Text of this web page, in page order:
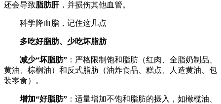
还会导致脂肪肝，并损伤其他血管。
科学降血脂，记住这几点
多吃好脂肪、少吃坏脂肪
减少“坏脂肪” ：严格限制饱和脂肪（红肉、全脂奶制品、
黄油、棕榈油）和反式脂肪（油炸食品、糕点、人造黄油、包
装零食）。
增加“好脂肪” ：适量增加不饱和脂肪的摄入，如橄榄油、